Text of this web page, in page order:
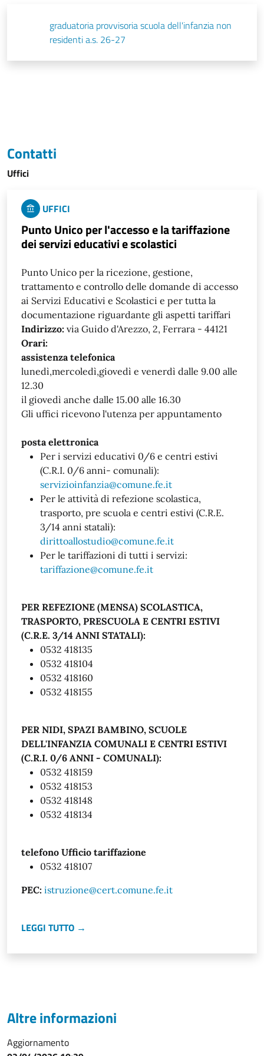
graduatoria provvisoria scuola dell'infanzia non
residenti a.s. 26-27
Contatti
Uffici
UFFICI
Punto Unico per l'accesso e la tariffazione
dei servizi educativi e scolastici
Punto Unico per la ricezione, gestione,
trattamento e controllo delle domande di accesso
ai Servizi Educativi e Scolastici e per tutta la
documentazione riguardante gli aspetti tariffari
Indirizzo: via Guido d'Arezzo, 2, Ferrara - 44121
Orari:
assistenza telefonica
lunedì,mercoledì,giovedì e venerdì dalle 9.00 alle
12.30
il giovedì anche dalle 15.00 alle 16.30
Gli uffici ricevono l'utenza per appuntamento
posta elettronica
Per i servizi educativi 0/6 e centri estivi
(C.R.I. 0/6 anni- comunali):
servizioinfanzia@comune.fe.it
Per le attività di refezione scolastica,
trasporto, pre scuola e centri estivi (C.R.E.
3/14 anni statali):
dirittoallostudio@comune.fe.it
Per le tariffazioni di tutti i servizi:
tariffazione@comune.fe.it
PER REFEZIONE (MENSA) SCOLASTICA,
TRASPORTO, PRESCUOLA E CENTRI ESTIVI
(C.R.E. 3/14 ANNI STATALI):
0532 418135
0532 418104
0532 418160
0532 418155
PER NIDI, SPAZI BAMBINO, SCUOLE
DELL'INFANZIA COMUNALI E CENTRI ESTIVI
(C.R.I. 0/6 ANNI - COMUNALI):
0532 418159
0532 418153
0532 418148
0532 418134
telefono Ufficio tariffazione
0532 418107
PEC: istruzione@cert.comune.fe.it
LEGGI TUTTO →
Altre informazioni
Aggiornamento